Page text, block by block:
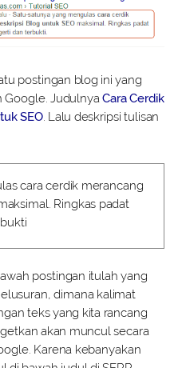
postingan blog ini yang
Google. JudulnyaCara Cerdik
SEO. Lalu deskripsi tulisan
cara cerdik merancang
Ringkas padat
postingan itulah yang
dimana kalimat
teks yang kita rancang
akan muncul secara
Karena kebanyakan